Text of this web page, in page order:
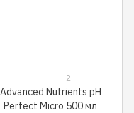
2
Advanced Nutrients pH
Perfect Micro 500 мл